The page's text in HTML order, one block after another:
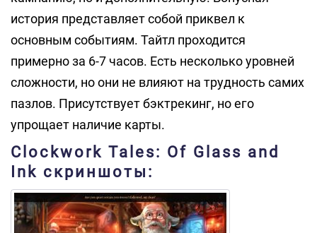
история представляет собой приквел к
основным событиям. Тайтл проходится
примерно за 6-7 часов. Есть несколько уровней
сложности, но они не влияют на трудность самих
пазлов. Присутствует бэктрекинг, но его
упрощает наличие карты.
Clockwork Tales: Of Glass and
Ink скриншоты: